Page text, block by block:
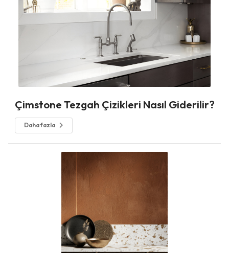
Çimstone Tezgah Çizikleri Nasıl Giderilir?
Daha fazla